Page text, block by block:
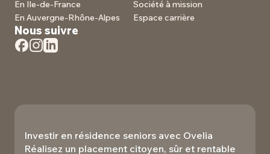
En Ile-de-France
En Auvergne-Rhône-Alpes
Société à mission
Espace carrière
Nous suivre
Investir en résidence seniors avec Ovelia
Réalisez un placement citoyen, sûr et rentable